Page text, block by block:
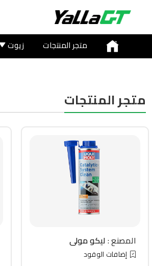
متجر المنتجات زيوت
متجر المنتجات
المصنع :ليكو مولي
إضافات الوقود